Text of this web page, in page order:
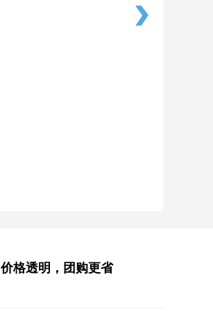
价格透明，团购更省